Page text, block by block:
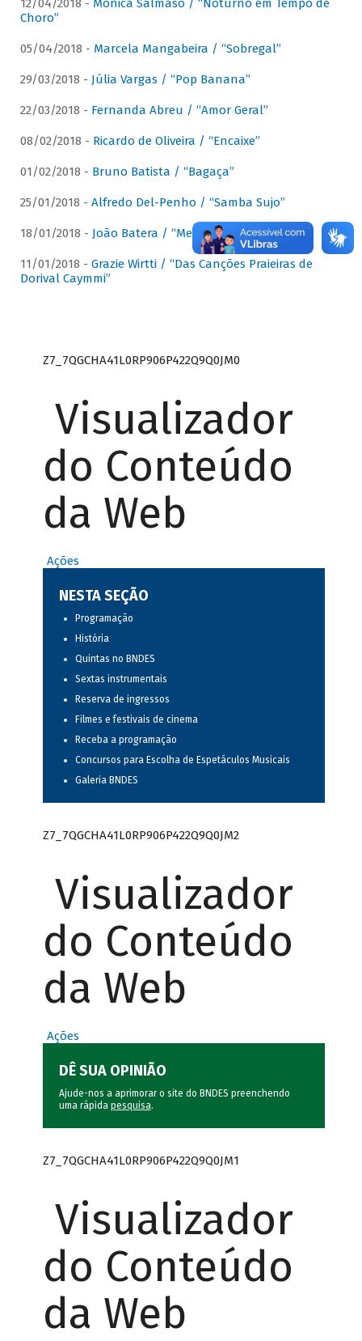
12/04/2018 - Mônica Salmaso / “Noturno em Tempo de
Choro”
05/04/2018 - Marcela Mangabeira / “Sobregal”
29/03/2018 - Júlia Vargas / “Pop Banana”
22/03/2018 - Fernanda Abreu / “Amor Geral”
08/02/2018 - Ricardo de Oliveira / “Encaixe”
01/02/2018 - Bruno Batista / “Bagaça”
25/01/2018 - Alfredo Del-Penho / “Samba Sujo”
18/01/2018 - João Batera / “Meu Pandeiro”
11/01/2018 - Grazie Wirtti / “Das Canções Praieiras de
Dorival Caymmi”
Z7_7QGCHA41L0RP906P422Q9Q0JM0
Visualizador
do Conteúdo
da Web
Ações
NESTA SEÇÃO
Programação
História
Quintas no BNDES
Sextas instrumentais
Reserva de ingressos
Filmes e festivais de cinema
Receba a programação
Concursos para Escolha de Espetáculos Musicais
Galeria BNDES
Z7_7QGCHA41L0RP906P422Q9Q0JM2
Visualizador
do Conteúdo
da Web
Ações
DÊ SUA OPINIÃO
Ajude-nos a aprimorar o site do BNDES preenchendo
uma rápida pesquisa.
Z7_7QGCHA41L0RP906P422Q9Q0JM1
Visualizador
do Conteúdo
da Web